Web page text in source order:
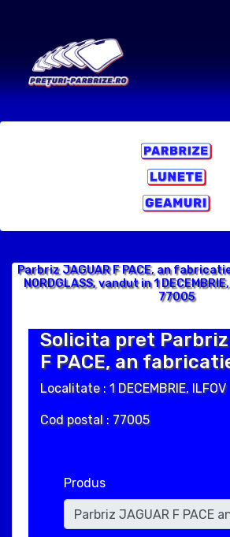
Parbriz JAGUAR F PACE, an
NORDGLASS, vandut in 1
77005
Solicita pret Parbriz
F PACE, an
Localitate : 1 DECEMBRIE, ILFOV
Cod postal : 77005
Produs